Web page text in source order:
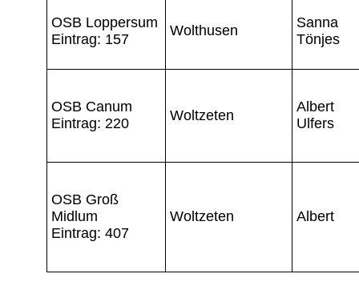
OSB Loppersum
Eintrag: 157
Wolthusen
Sanna
Tönjes
OSB Canum
Eintrag: 220
Woltzeten
Albert
Ulfers
OSB Groß
Midlum
Eintrag: 407
Woltzeten Albert